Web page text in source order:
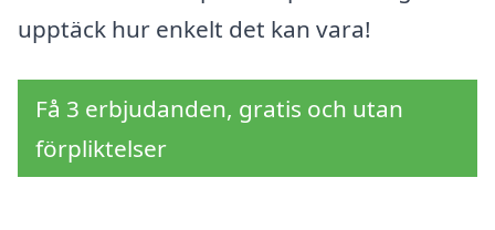
upptäck hur enkelt det kan vara!
Få 3 erbjudanden, gratis och utan
förpliktelser